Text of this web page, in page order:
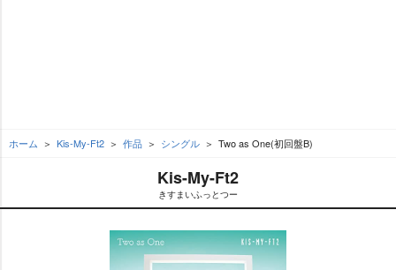
ホーム Kis-My-Ft2 作品 シングル Two as One(初回盤B)
Kis-My-Ft2
きすまいふっとつー